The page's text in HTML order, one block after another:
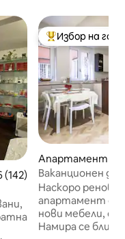
оценка: 4,96 от 5,
(142)
Най-популярен
Избор на
Апартамент –
Ваканционен
Наскоро
апартамент с
нови мебели,
Намира се